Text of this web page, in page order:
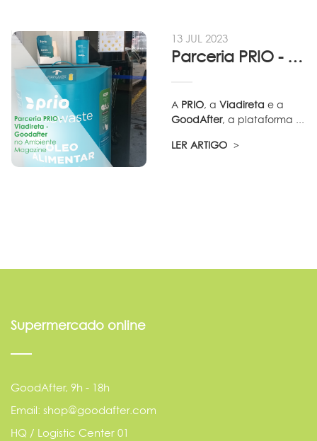
13 JUL 2023
Parceria PRIO - Viadireta - Goodafter...
A PRIO, aViadireta e a
GoodAfter, a plataforma ...
LER ARTIGO
Supermercado online
GoodAfter, 9h - 18h
Email: shop@goodafter.com
HQ / Logistic Center 01